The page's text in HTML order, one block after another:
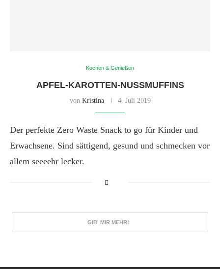
Kochen & Genießen
APFEL-KAROTTEN-NUSSMUFFINS
von Kristina 4. Juli 2019
Der perfekte Zero Waste Snack to go für Kinder und
Erwachsene. Sind sättigend, gesund und schmecken vor
allem seeeehr lecker.
GIB' MIR MEHR!